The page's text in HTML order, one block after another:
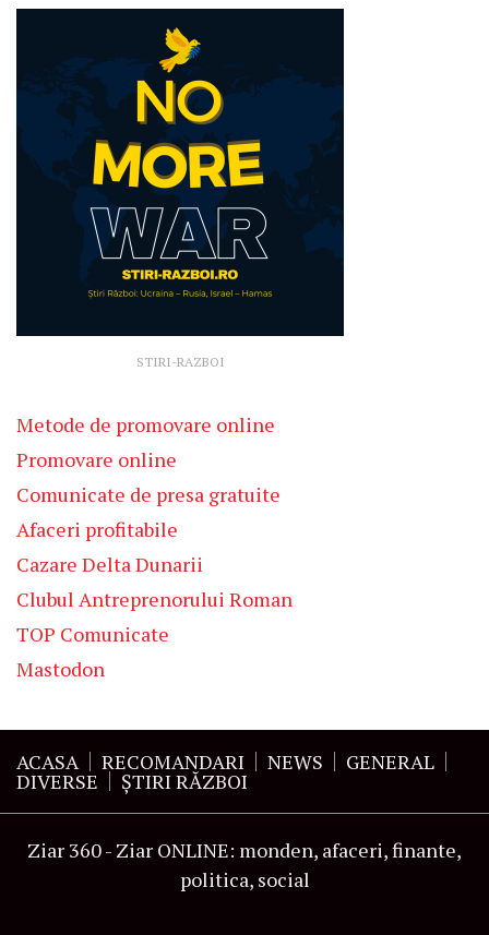
STIRI-RAZBOI
Metode de promovare online
Promovare online
Comunicate de presa gratuite
Afaceri profitabile
Cazare Delta Dunarii
Clubul Antreprenorului Roman
TOP Comunicate
Mastodon
ACASA RECOMANDARI NEWS GENERAL
DIVERSE ŞTIRI RĂZBOI
Ziar 360 - Ziar ONLINE: monden, afaceri, finante,
politica, social